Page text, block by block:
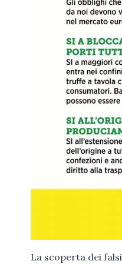
La scoperta dei